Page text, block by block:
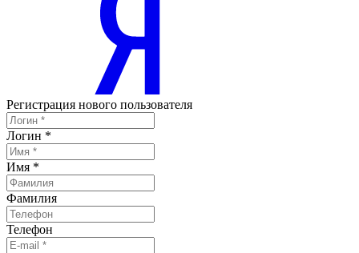
Регистрация нового пользователя
Логин *
Имя *
Фамилия
Телефон